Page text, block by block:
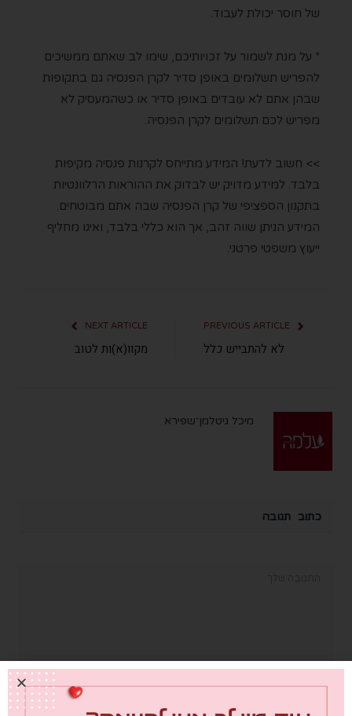
של חוסר יכולת לעבוד.
* על מנת לשמור על זכויותיכם, שימו לב שאתם ממשיכים
להפריש תשלומים באופן סדיר לקרן הפנסיה גם בתקופות
שבהן אתם לא עובדים באופן סדיר או כשהמעסיק לא
מפריש לכם תשלומים לקרן הפנסיה.
>> חשוב לדעת! המידע מתייחס לקרנות פנסיה מקיפות
בלבד. למידע מדויק יש לבדוק את ההוראות הרלוונטיות
בתקנון הספציפי של קרן הפנסיה שבה אתם מבוטחים.
המידע הניתן שווה זהב, אך הוא כללי בלבד, ואינו מחליף
ייעוץ משפטי פרטני.
לא להתבייש כלל
NEXT ARTICLE
מקוו(א)ות לטוב
מיכל גיטלמן־שפירא
כתוב תגובה